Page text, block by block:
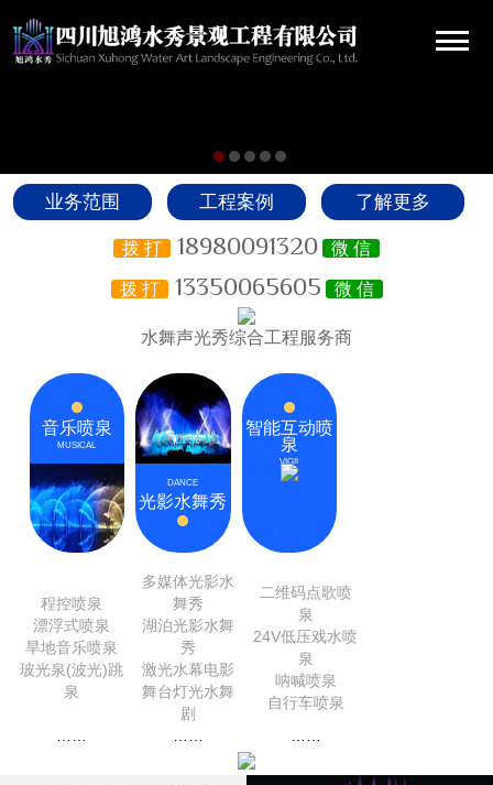
业务范围 工程案例 了解更多
拨 打 18980091320 微 信
拨 打 13350065605 微 信
水舞声光秀综合工程服务商
音乐喷泉
MUSICAL
DANCE
光影水舞秀
智能互动喷
泉
VIGIL
程控喷泉
漂浮式喷泉
旱地音乐喷泉
玻光泉(波光)跳
泉
多媒体光影水
舞秀
湖泊光影水舞
秀
激光水幕电影
舞台灯光水舞
剧
二维码点歌喷
泉
24V低压戏水喷
泉
呐喊喷泉
自行车喷泉
……
…… ……